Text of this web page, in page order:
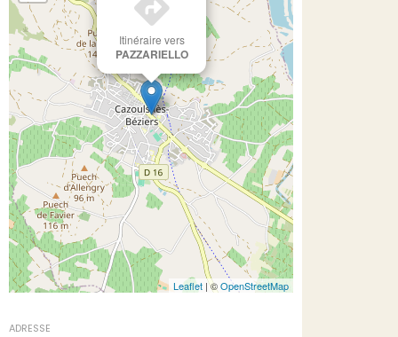
Itinéraire vers
PAZZARIELLO
Leaflet | ©OpenStreetMap
ADRESSE